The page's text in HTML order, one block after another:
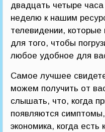
двадцать четыре
неделю к нашим
телевидении,
для того, чтобы
любое удобное для
Самое лучшее
можем получить от
слышать, что, когда
появляются
экономика, когда есть